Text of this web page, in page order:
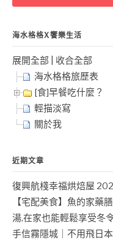
字:
海水格格X饗樂生活
展開全部
收合全部
海水格格旅歷表
[食]早餐吃什麼？
輕描淡寫
關於我
近期文章
復興航棧幸福烘焙屋
【宅配美食】魚的家藥
湯,在家也能輕鬆享受冬
手信霧隱城｜不用飛日